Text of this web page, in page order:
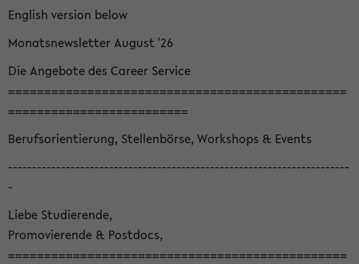
English version below
Monatsnewsletter August '26
Die Angebote des Career Service
===============================================
=========================
Berufsorientierung, Stellenbörse, Workshops & Events
-----------------------------------------------------------------------
-
Liebe Studierende,
Promovierende & Postdocs,
===============================================